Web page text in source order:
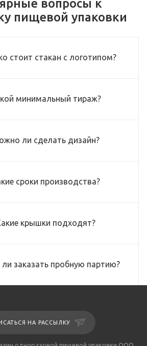
вопросы к
пищевой упаковки
стоит стакан с логотипом?
минимальный тираж?
ли сделать дизайн?
сроки производства?
крышки подходят?
заказать пробную партию?
НА РАССЫЛКУ